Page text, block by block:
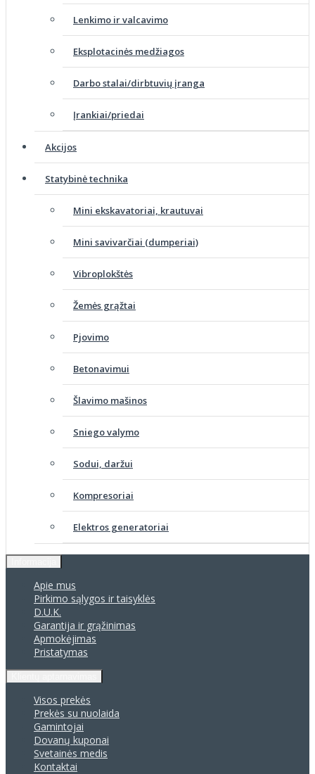
Lenkimo ir valcavimo
Eksplotacinės medžiagos
Darbo stalai/dirbtuvių įranga
Įrankiai/priedai
Akcijos
Statybinė technika
Mini ekskavatoriai, krautuvai
Mini savivarčiai (dumperiai)
Vibroplokštės
Žemės grąžtai
Pjovimo
Betonavimui
Šlavimo mašinos
Sniego valymo
Sodui, daržui
Kompresoriai
Elektros generatoriai
Apie mus
Pirkimo sąlygos ir taisyklės
D.U.K.
Garantija ir grąžinimas
Apmokėjimas
Pristatymas
Visos prekės
Prekės su nuolaida
Gamintojai
Dovanų kuponai
Svetainės medis
Kontaktai